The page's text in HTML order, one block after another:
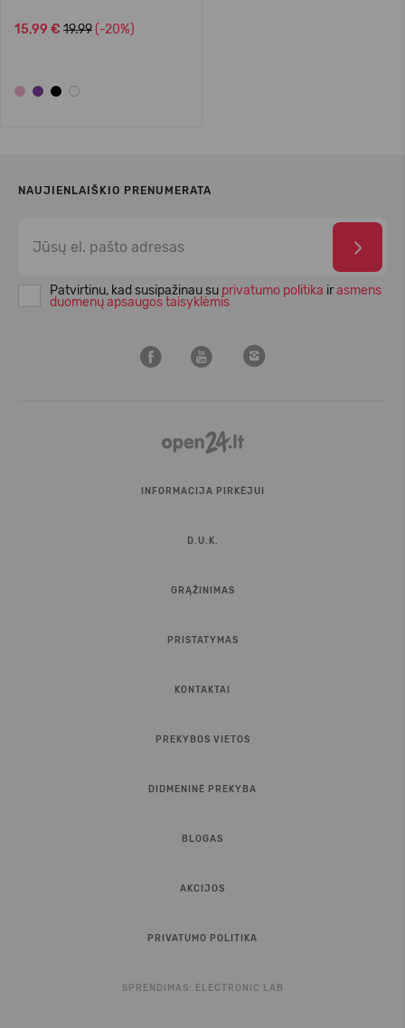
15,99 € 19.99 (-20%)
NAUJIENLAIŠKIO PRENUMERATA
Patvirtinu, kad susipažinau su privatumo politika irasmens
duomenų apsaugos taisyklėmis
INFORMACIJA PIRKĖJUI
D.U.K.
GRĄŽINIMAS
PRISTATYMAS
KONTAKTAI
PREKYBOS VIETOS
DIDMENINĖ PREKYBA
BLOGAS
AKCIJOS
PRIVATUMO POLITIKA
SPRENDIMAS: ELECTRONIC LAB